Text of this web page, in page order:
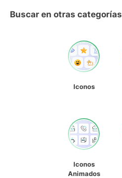
Buscar en otras categorías
Iconos
Iconos
Animados